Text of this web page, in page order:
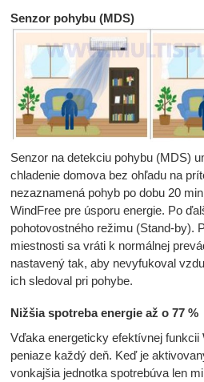
Senzor pohybu (MDS)
Senzor na detekciu pohybu (MDS)
chladenie domova bez ohľadu na
nezaznamená pohyb po dobu 20
WindFree pre úsporu energie. Po
pohotovostného režimu (Stand-by).
miestnosti sa vráti k normálnej
nastavený tak, aby nevyfukoval
ich sledoval pri pohybe.
Nižšia spotreba energie až o 77 %
Vďaka energeticky efektívnej
peniaze každý deň. Keď je
vonkajšia jednotka spotrebúva len